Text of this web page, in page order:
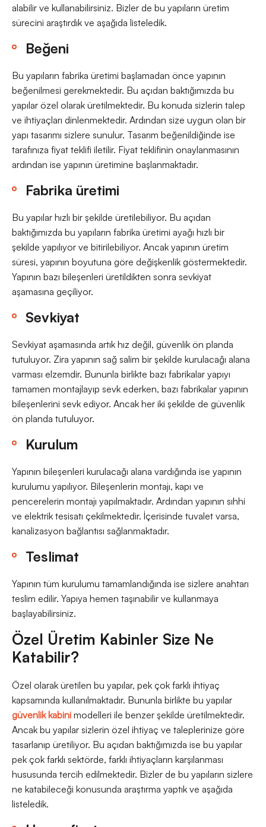
alabilir ve kullanabilirsiniz. Bizler de bu yapıların üretim
sürecini araştırdık ve aşağıda listeledik.
Beğeni
Bu yapıların fabrika üretimi başlamadan önce yapının
beğenilmesi gerekmektedir. Bu açıdan baktığımızda bu
yapılar özel olarak üretilmektedir. Bu konuda sizlerin talep
ve ihtiyaçları dinlenmektedir. Ardından size uygun olan bir
yapı tasarımı sizlere sunulur. Tasarım beğenildiğinde ise
tarafınıza fiyat teklifi iletilir. Fiyat teklifinin onaylanmasının
ardından ise yapının üretimine başlanmaktadır.
Fabrika üretimi
Bu yapılar hızlı bir şekilde üretilebiliyor. Bu açıdan
baktığımızda bu yapıların fabrika üretimi ayağı hızlı bir
şekilde yapılıyor ve bitirilebiliyor. Ancak yapının üretim
süresi, yapının boyutuna göre değişkenlik göstermektedir.
Yapının bazı bileşenleri üretildikten sonra sevkiyat
aşamasına geçiliyor.
Sevkiyat
Sevkiyat aşamasında artık hız değil, güvenlik ön planda
tutuluyor. Zira yapının sağ salim bir şekilde kurulacağı alana
varması elzemdir. Bununla birlikte bazı fabrikalar yapıyı
tamamen montajlayıp sevk ederken, bazı fabrikalar yapının
bileşenlerini sevk ediyor. Ancak her iki şekilde de güvenlik
ön planda tutuluyor.
Kurulum
Yapının bileşenleri kurulacağı alana vardığında ise yapının
kurulumu yapılıyor. Bileşenlerin montajı, kapı ve
pencerelerin montajı yapılmaktadır. Ardından yapının sıhhi
ve elektrik tesisatı çekilmektedir. İçerisinde tuvalet varsa,
kanalizasyon bağlantısı sağlanmaktadır.
Teslimat
Yapının tüm kurulumu tamamlandığında ise sizlere anahtarı
teslim edilir. Yapıya hemen taşınabilir ve kullanmaya
başlayabilirsiniz.
Özel Üretim Kabinler Size Ne
Katabilir?
Özel olarak üretilen bu yapılar, pek çok farklı ihtiyaç
kapsamında kullanılmaktadır. Bununla birlikte bu yapılar
güvenlik kabini modelleri ile benzer şekilde üretilmektedir.
Ancak bu yapılar sizlerin özel ihtiyaç ve taleplerinize göre
tasarlanıp üretiliyor. Bu açıdan baktığımızda ise bu yapılar
pek çok farklı sektörde, farklı ihtiyaçların karşılanması
hususunda tercih edilmektedir. Bizler de bu yapıların sizlere
ne katabileceği konusunda araştırma yaptık ve aşağıda
listeledik.